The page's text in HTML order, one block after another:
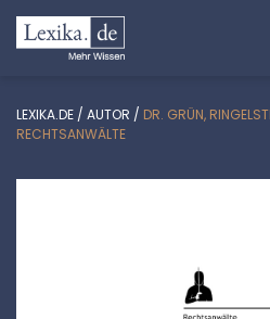
LEXIKA.DE / AUTOR / DR. GRÜN,
RECHTSANWÄLTE